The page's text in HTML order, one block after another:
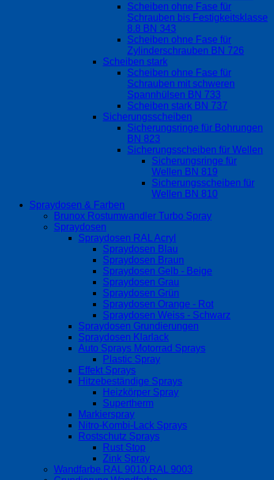
Scheiben ohne Fase für
Schrauben bis Festigkeitsklasse
8.8 BN 343
Scheiben ohne Fase für
Zylinderschrauben BN 726
Scheiben stark
Scheiben ohne Fase für
Schrauben mit schweren
Spannhülsen BN 733
Scheiben stark BN 737
Sicherungsscheiben
Sicherungsringe für Bohrungen
BN 823
Sicherungsscheiben für Wellen
Sicherungsringe für
Wellen BN 819
Sicherungsscheiben für
Wellen BN 810
Spraydosen & Farben
Brunox Rostumwandler Turbo Spray
Spraydosen
Spraydosen RAL Acryl
Spraydosen Blau
Spraydosen Braun
Spraydosen Gelb - Beige
Spraydosen Grau
Spraydosen Grün
Spraydosen Orange - Rot
Spraydosen Weiss - Schwarz
Spraydosen Grundierungen
Spraydosen Klarlack
Auto Sprays Motorrad Sprays
Plastic Spray
Effekt Sprays
Hitzebeständige Sprays
Heizkörper Spray
Supertherm
Markierspray
Nitro-Kombi-Lack Sprays
Rostschutz Sprays
Rust Stop
Zink Spray
Wandfarbe RAL 9010 RAL 9003